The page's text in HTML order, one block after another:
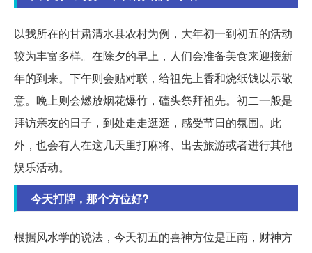
以我所在的甘肃清水县农村为例，大年初一到初五的活动
较为丰富多样。在除夕的早上，人们会准备美食来迎接新
年的到来。下午则会贴对联，给祖先上香和烧纸钱以示敬
意。晚上则会燃放烟花爆竹，磕头祭拜祖先。初二一般是
拜访亲友的日子，到处走走逛逛，感受节日的氛围。此
外，也会有人在这几天里打麻将、出去旅游或者进行其他
娱乐活动。
今天打牌，那个方位好?
根据风水学的说法，今天初五的喜神方位是正南，财神方